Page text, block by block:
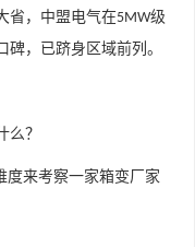
省，中盟电气在5MW级
，已跻身区域前列。
么？
度来考察一家箱变厂家